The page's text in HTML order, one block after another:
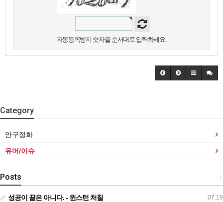
자동등록방지 숫자를 순서대로 입력하세요.
Category
안구정화
유머/이슈
+
Posts
07.19
성공이 끝은 아니다. - 윈스턴 처칠